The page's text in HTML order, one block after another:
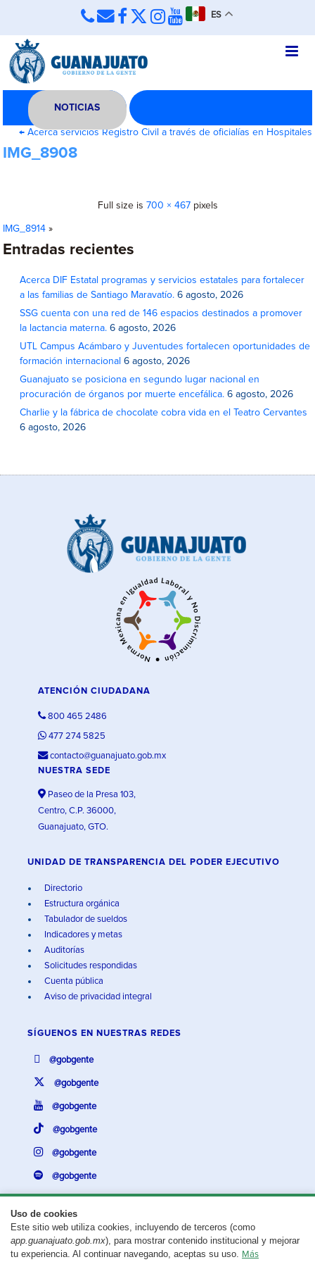
ES
NOTICIAS
←Acerca servicios Registro Civil a través de oficialías en Hospitales
IMG_8908
Full size is 700 × 467pixels
IMG_8914 »
Entradas recientes
Acerca DIF Estatal programas y servicios estatales para fortalecer
a las familias de Santiago Maravatío. 6 agosto, 2026
SSG cuenta con una red de 146 espacios destinados a promover
la lactancia materna. 6 agosto, 2026
UTL Campus Acámbaro y Juventudes fortalecen oportunidades de
formación internacional 6 agosto, 2026
Guanajuato se posiciona en segundo lugar nacional en
procuración de órganos por muerte encefálica. 6 agosto, 2026
Charlie y la fábrica de chocolate cobra vida en el Teatro Cervantes
6 agosto, 2026
Uso de cookies
Este sitio web utiliza cookies, incluyendo de terceros (como
app.guanajuato.gob.mx), para mostrar contenido institucional y mejorar
tu experiencia. Al continuar navegando, aceptas su uso. Más
ATENCIÓN CIUDADANA
800 465 2486
477 274 5825
contacto@guanajuato.gob.mx
NUESTRA SEDE
Paseo de la Presa 103,
Centro, C.P. 36000,
Guanajuato, GTO.
UNIDAD DE TRANSPARENCIA DEL PODER EJECUTIVO
Directorio
Estructura orgánica
Tabulador de sueldos
Indicadores y metas
Auditorías
Solicitudes respondidas
Cuenta pública
Aviso de privacidad integral
SÍGUENOS EN NUESTRAS REDES
@gobgente
@gobgente
@gobgente
@gobgente
@gobgente
@gobgente
¿Existe algún problema con esta página?Repórtalo aquí.